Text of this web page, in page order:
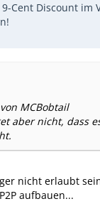
9-Cent Discount im
MCBobtail
aber nicht, dass
nicht erlaubt
aufbauen...